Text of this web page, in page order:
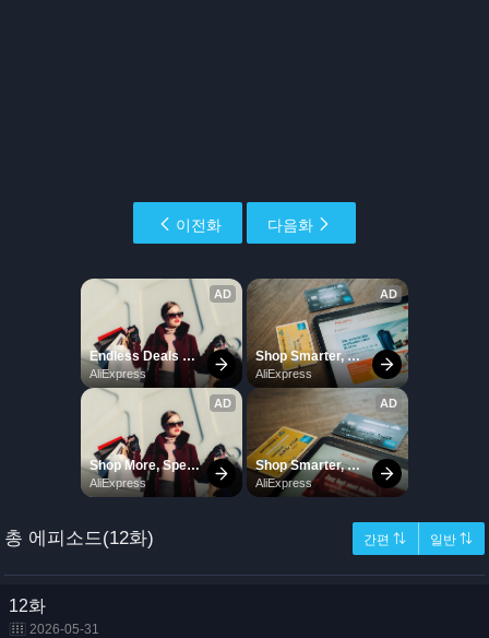
이전화 다음화
총 에피소드(12화) 간편 ⇅ 일반 ⇅
12화
2026-05-31